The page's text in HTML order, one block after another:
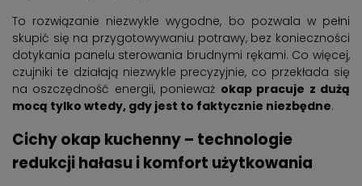
To rozwiązanie niezwykle wygodne, bo pozwala w pełni
skupić się na przygotowywaniu potrawy, bez konieczności
dotykania panelu sterowania brudnymi rękami. Co więcej,
czujniki te działają niezwykle precyzyjnie, co przekłada się
na oszczędność energii, ponieważ okap pracuje z dużą
mocą tylko wtedy, gdy jest to faktycznie niezbędne.
Cichy okap kuchenny – technologie
redukcji hałasu i komfort użytkowania